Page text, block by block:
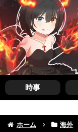
時事
ホーム 海外